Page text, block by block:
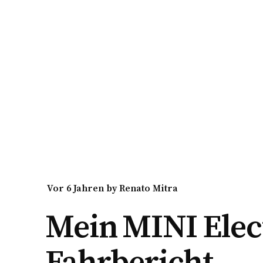
vor 6 Jahren byRenato Mitra
Mein MINI